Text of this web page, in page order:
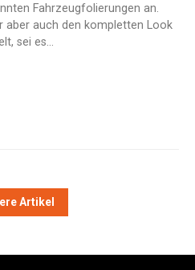
Fahrzeugfolierungen an.
aber auch den kompletten Look
sei es…
Artikel